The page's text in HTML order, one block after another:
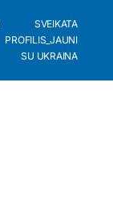
SVEIKATA
PROFILIS_JAUNI
SU UKRAINA